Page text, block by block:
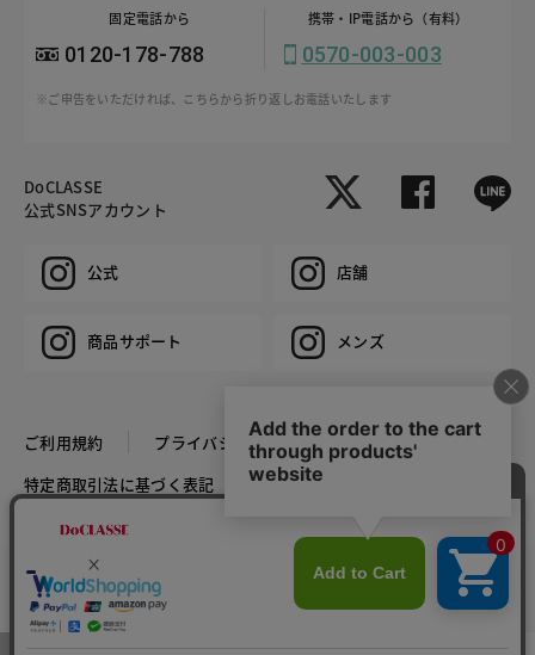
カラー・サイズを選択する
固定電話から
0120-178-788
携帯・IP電話から（有料）
0570-003-003
※ご申告をいただければ、こちらから折り返しお電話いたします
DoCLASSE
公式SNSアカウント
公式 店舗
商品サポート メンズ
ご利用規約
プライバシーポリシー
特定商取引法に基づく表記
推奨環境
COPYRIGHT © DoCLASSE ALL RIGHTS RESERVED.